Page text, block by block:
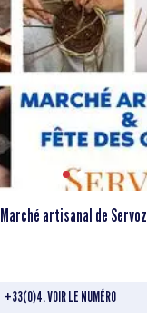
Marché artisanal de Servoz
+33(0)4. VOIR LE NUMÉRO